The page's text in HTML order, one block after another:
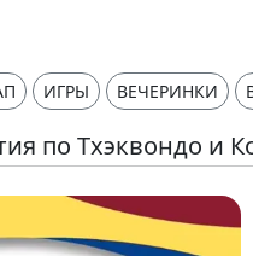
ИГРЫ ВЕЧЕРИНКИ
по Тхэквондо и